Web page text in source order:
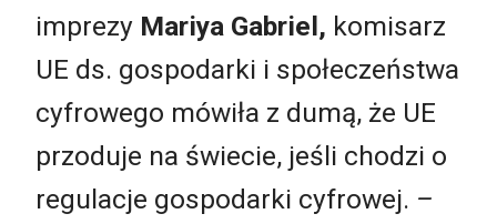
imprezy Mariya Gabriel, komisarz
UE ds. gospodarki i społeczeństwa
cyfrowego mówiła z dumą, że UE
przoduje na świecie, jeśli chodzi o
regulacje gospodarki cyfrowej. –